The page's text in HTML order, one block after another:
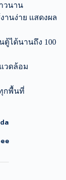
วนาน
านง่าย แสดงผล
ตู้ได้นานถึง 100
วดล้อม
กพื้นที่